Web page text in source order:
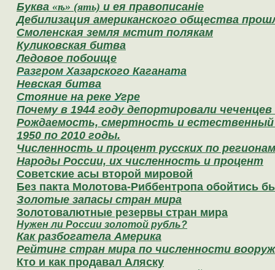
Буква «ѣ» (ять) и ея правописанiе
Дебилизация американского общества
Смоленская земля мстит полякам
Куликовская битва
Ледовое побоище
Разгром Хазарского Каганата
Невская битва
Стояние на реке Угре
Почему в 1944 году депортировали
Рождаемость, смертность и естественный
1950 по 2010 годы.
Численность и процент русских по
Народы России, их численность и процент
Cоветские асы второй мировой
Без пакта Молотова-Риббентропа обойтись
Золотые запасы стран мира
Золотовалютные резервы стран мира
Нужен ли России золотой рубль?
Как разбогатела Америка
Рейтинг стран мира по численности
Кто и как продавал Аляску